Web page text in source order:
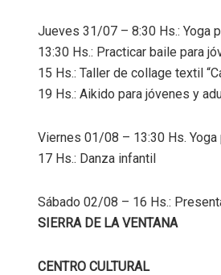
Jueves 31/07 – 8:30 Hs.: Yoga
13:30 Hs.: Practicar baile para
15 Hs.: Taller de collage textil
19 Hs.: Aikido para jóvenes y
Viernes 01/08 – 13:30 Hs.
17 Hs.: Danza infantil
Sábado 02/08 – 16 Hs.:
SIERRA DE LA VENTANA
CENTRO CULTURAL